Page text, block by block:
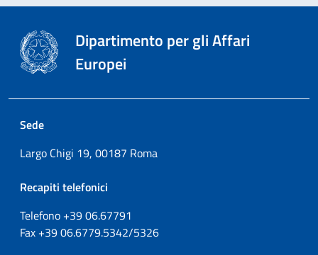
Dipartimento per gli Affari
Europei
Sede
Largo Chigi 19, 00187 Roma
Recapiti telefonici
Telefono +3906.67791
Fax +3906.6779.5342/5326